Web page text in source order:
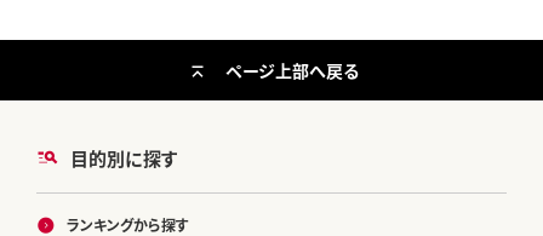
目的別に探す
ランキングから探す
ページ上部へ戻る